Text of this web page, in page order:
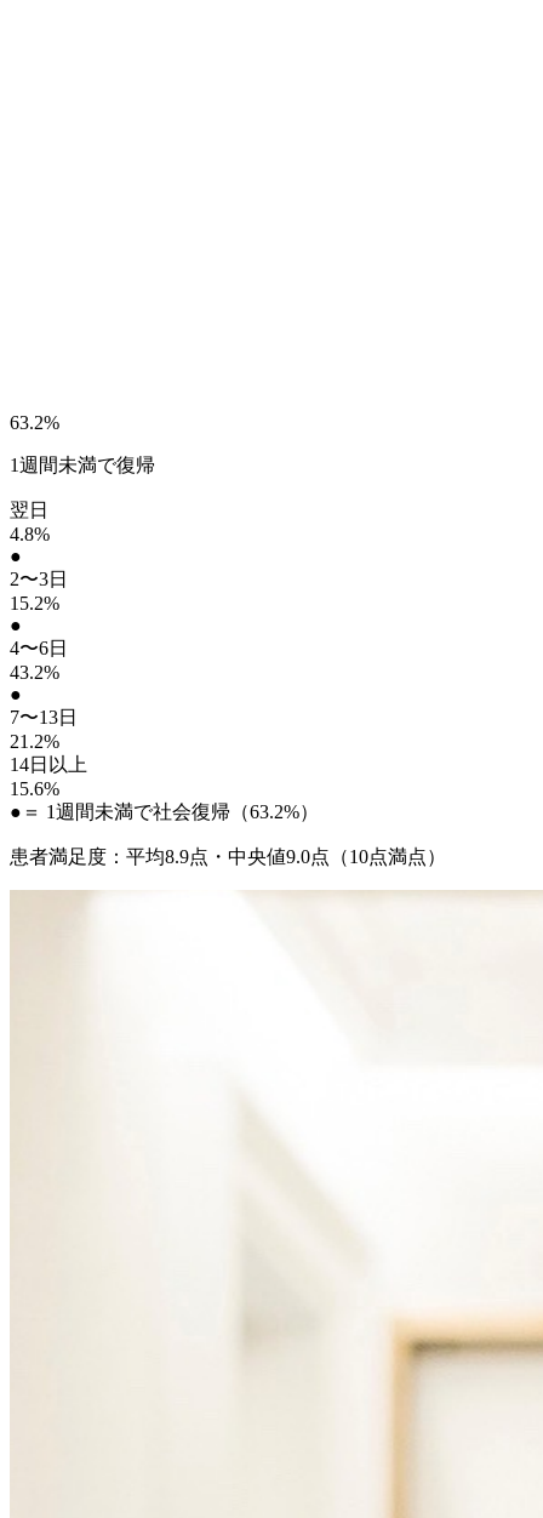
63.2%
1週間未満で復帰
翌日
4.8%
●
2〜3日
15.2%
●
4〜6日
43.2%
●
7〜13日
21.2%
14日以上
15.6%
● ＝ 1週間未満で社会復帰（63.2%）
患者満足度：平均8.9点・中央値9.0点（10点満点）